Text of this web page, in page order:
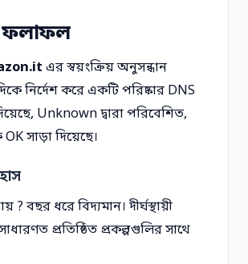
ফলাফল
এর স্বয়ংক্রিয় অনুসন্ধান
নির্দেশ করে একটি পরিষ্কার DNS
Unknown দ্বারা পরিবেশিত,
OK সাড়া দিয়েছে।
? বছর ধরে বিদ্যমান। দীর্ঘস্থায়ী
প্রতিষ্ঠিত প্রকল্পগুলির সাথে